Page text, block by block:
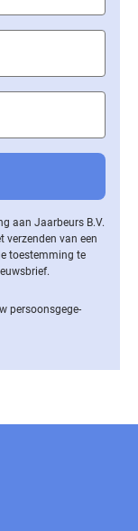
aan Jaarbeurs B.V.
verzenden van een
toestemming te
per­soons­ge­ge­